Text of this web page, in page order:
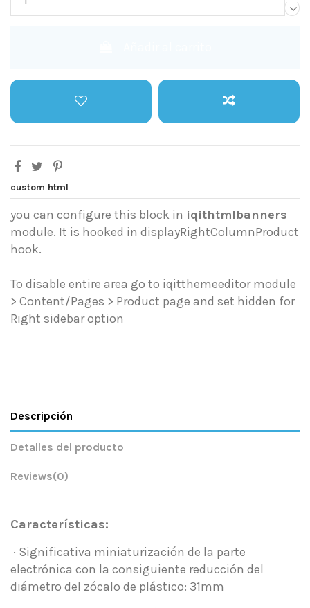
custom html
you can configure this block in iqithtmlbanners
module. It is hooked in displayRightColumnProduct
hook.
To disable entire area go to iqitthemeeditor module
> Content/Pages > Product page and set hidden for
Right sidebar option
Descripción
Detalles del producto
Reviews(0)
Características:
· Significativa miniaturización de la parte
electrónica con la consiguiente reducción del
diámetro del zócalo de plástico: 31mm